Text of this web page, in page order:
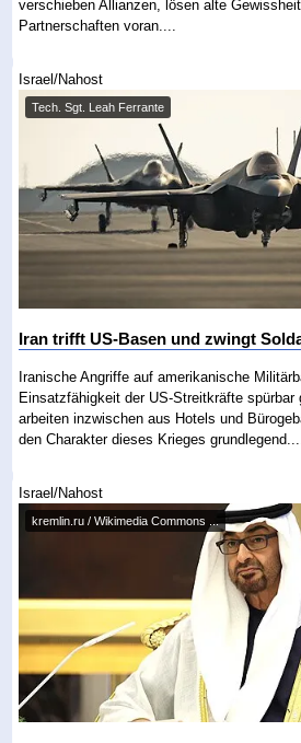
verschieben Allianzen, lösen alte
Partnerschaften voran....
Israel/Nahost
Tech. Sgt. Leah Ferrante
Iran trifft US-Basen und zwingt
Iranische Angriffe auf amerikanische
Einsatzfähigkeit der US-Streitkräfte spürbar
arbeiten inzwischen aus Hotels und
den Charakter dieses Krieges
Israel/Nahost
kremlin.ru / Wikimedia Commons ...